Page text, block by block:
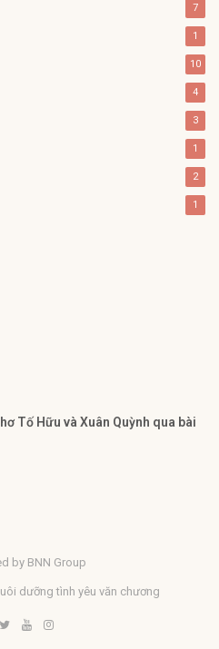
7
1
10
4
3
1
2
1
Tố Hữu và Xuân Quỳnh qua bài
by BNN Group
dưỡng tình yêu văn chương